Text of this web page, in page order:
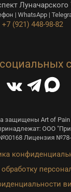
Луначарского
| WhatsApp |
+7 (921) 448-98-82
защищены Art of Pain
ООО
Лицензия №78-